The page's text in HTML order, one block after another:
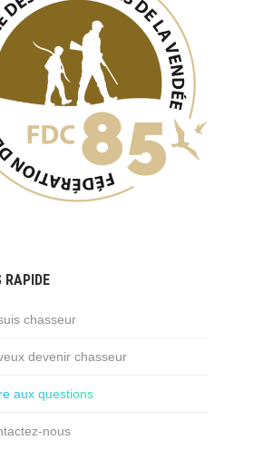
RAPIDE
chasseur
devenir chasseur
aux questions
nous